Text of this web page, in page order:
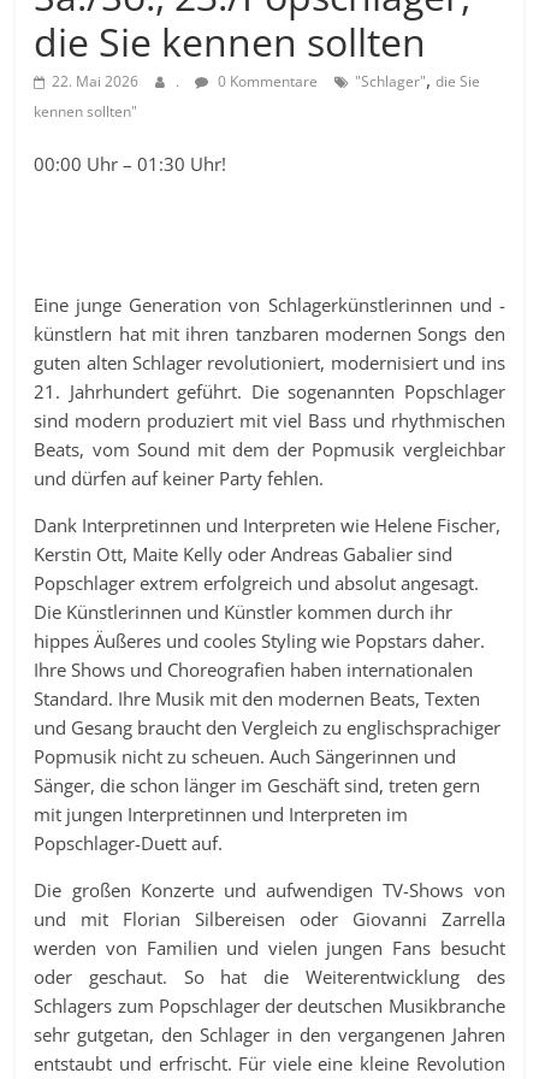
die Sie kennen sollten
22. Mai 2026 . 0 Kommentare "Schlager",die Sie
kennen sollten"
00:00 Uhr – 01:30 Uhr!
Eine junge Generation von Schlagerkünstlerinnen und -
künstlern hat mit ihren tanzbaren modernen Songs den
guten alten Schlager revolutioniert, modernisiert und ins
21. Jahrhundert geführt. Die sogenannten Popschlager
sind modern produziert mit viel Bass und rhythmischen
Beats, vom Sound mit dem der Popmusik vergleichbar
und dürfen auf keiner Party fehlen.
Dank Interpretinnen und Interpreten wie Helene Fischer,
Kerstin Ott, Maite Kelly oder Andreas Gabalier sind
Popschlager extrem erfolgreich und absolut angesagt.
Die Künstlerinnen und Künstler kommen durch ihr
hippes Äußeres und cooles Styling wie Popstars daher.
Ihre Shows und Choreografien haben internationalen
Standard. Ihre Musik mit den modernen Beats, Texten
und Gesang braucht den Vergleich zu englischsprachiger
Popmusik nicht zu scheuen. Auch Sängerinnen und
Sänger, die schon länger im Geschäft sind, treten gern
mit jungen Interpretinnen und Interpreten im
Popschlager-Duett auf.
Die großen Konzerte und aufwendigen TV-Shows von
und mit Florian Silbereisen oder Giovanni Zarrella
werden von Familien und vielen jungen Fans besucht
oder geschaut. So hat die Weiterentwicklung des
Schlagers zum Popschlager der deutschen Musikbranche
sehr gutgetan, den Schlager in den vergangenen Jahren
entstaubt und erfrischt. Für viele eine kleine Revolution